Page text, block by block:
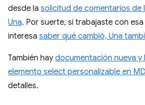
desde la solicitud de comentarios de
Una. Por suerte, si trabajaste con
interesa saber qué cambió, Una
También hay documentación nueva y
elemento select personalizable en
detalles.